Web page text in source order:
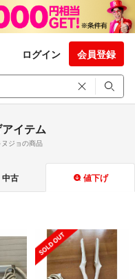
ログイン 会員登録
イテム
ジョの商品
中古 値下げ